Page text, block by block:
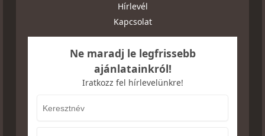
Hírlevél
Kapcsolat
Ne maradj le legfrissebb
ajánlatainkról!
Iratkozz fel hírlevelünkre!